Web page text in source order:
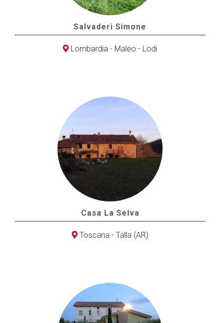
Salvaderi Simone
Lombardia - Maleo - Lodi
Casa La Selva
Toscana - Talla (AR)